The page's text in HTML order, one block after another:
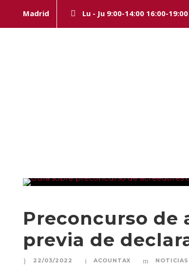
Madrid Lu - Ju 9:00-14:00 16:00-
Preconcurso de
previa de
22/03/2022 ACOUNTAX NOTICIAS